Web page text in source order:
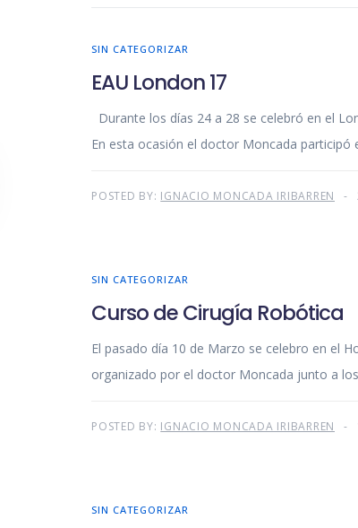
SIN CATEGORIZAR
EAU London 17
Durante los días 24 a 28 se celebró en el
En esta ocasión el doctor Moncada participó
POSTED BY: IGNACIO MONCADA IRIBARREN
SIN CATEGORIZAR
Curso de Cirugía Robótica
El pasado día 10 de Marzo se celebro en el
organizado por el doctor Moncada junto a
POSTED BY: IGNACIO MONCADA IRIBARREN
SIN CATEGORIZAR